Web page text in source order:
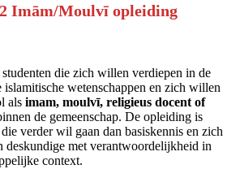
Imām/Moulvī opleiding
die zich willen verdiepen in de
islamitische wetenschappen en zich willen
als imam, moulvī, religieus docent of
de gemeenschap. De opleiding is
verder wil gaan dan basiskennis en zich
met verantwoordelijkheid in
context.